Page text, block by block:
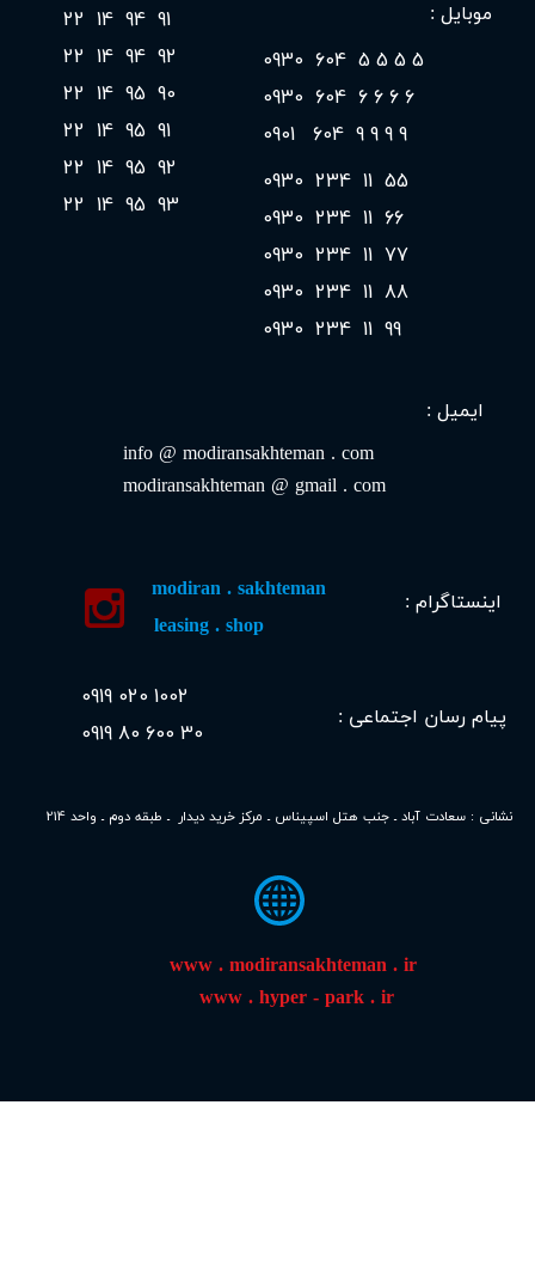
​​​نشانی : سعادت آباد ـ جنب هتل اسپیناس ـ مرکز خرید دیدار ـ طبقه دوم ـ واحد214
91 94 14 22
92 94 14 22
90 95 14 22
91 95 14 22
92 95 14 22
93 95 14 22
1002 020 0919
30 600 80 0919
​info @ modiransakhteman . com
modiransakhteman​​​​​​​ @ ​​​​​​​gmail . com​​​​​​​​​​​​​​
modiran . sakhteman​​​​​​​​​​​​​​​​​​​
موبایل :
پیام رسان اجتماعی :
ایمیل :
اینستاگرام :
5 5 5 5 604 0930
6 6 6 6 604 0930
9 9 9 9 604 0901
55 11 234 0930
66 11 234 0930
77 11 234 0930
88 11 234 0930
99 11 234 0930
leasing . shop​​​​​​​​​​​​​​​​​​​
www . modiransakhteman . ir
www . hyper - park . ir